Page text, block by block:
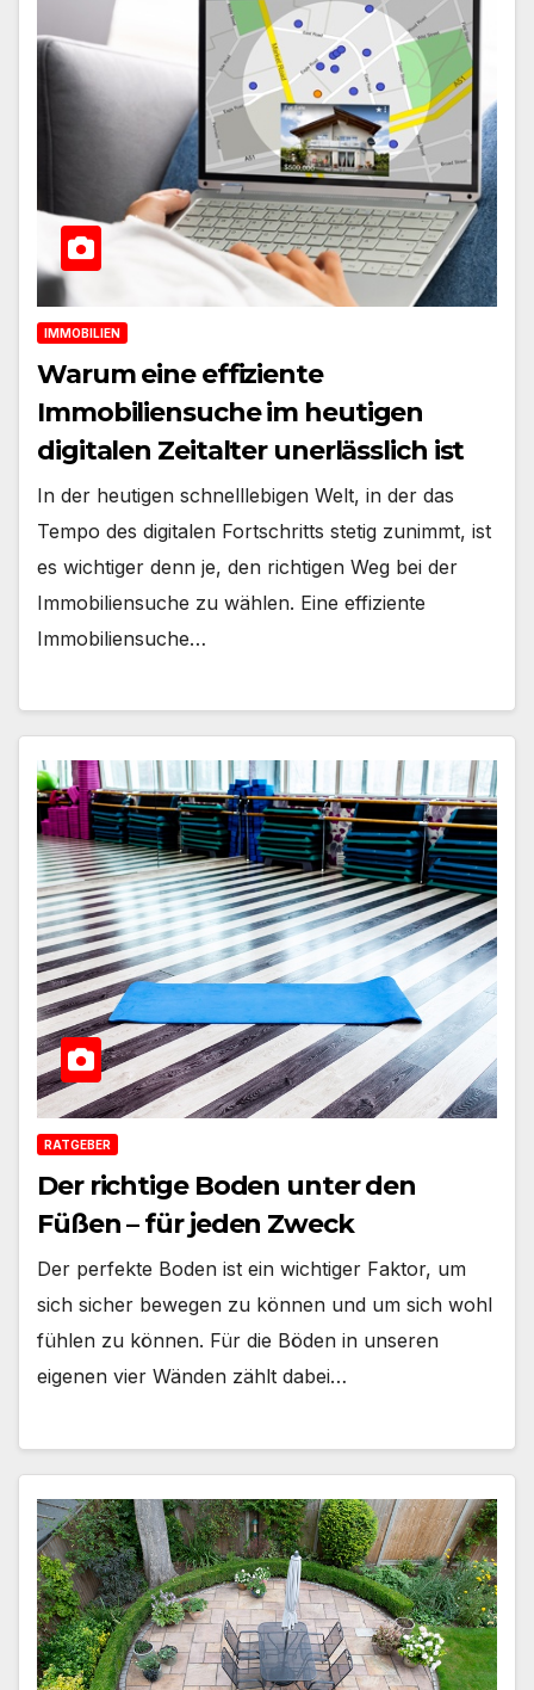
IMMOBILIEN
Warum eine effiziente
Immobiliensuche im heutigen
digitalen Zeitalter unerlässlich ist
In der heutigen schnelllebigen Welt, in der das
Tempo des digitalen Fortschritts stetig zunimmt, ist
es wichtiger denn je, den richtigen Weg bei der
Immobiliensuche zu wählen. Eine effiziente
Immobiliensuche…
RATGEBER
Der richtige Boden unter den
Füßen – für jeden Zweck
Der perfekte Boden ist ein wichtiger Faktor, um
sich sicher bewegen zu können und um sich wohl
fühlen zu können. Für die Böden in unseren
eigenen vier Wänden zählt dabei…